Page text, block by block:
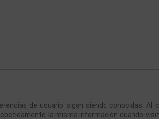
de usuario sigan siendo conocidas. Al
la misma información cuando